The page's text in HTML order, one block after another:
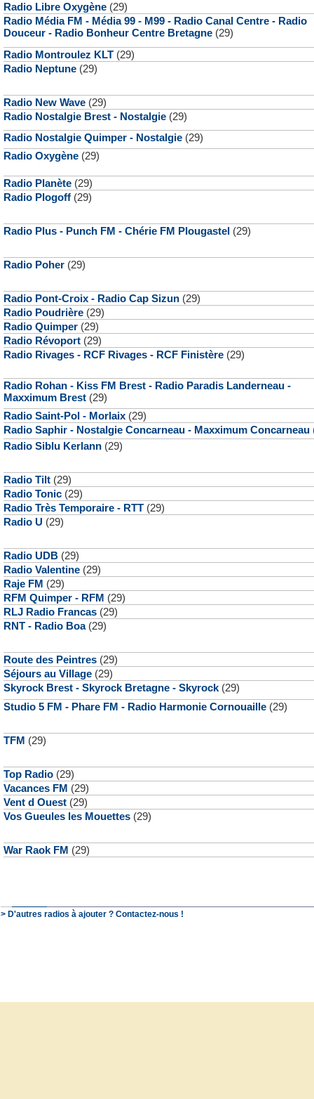
Radio Libre Oxygène (29)
Radio Média FM - Média 99 - M99 - Radio Canal Centre - Radio
Douceur - Radio Bonheur Centre Bretagne (29)
Radio Montroulez KLT (29)
Radio Neptune (29)
Radio New Wave (29)
Radio Nostalgie Brest - Nostalgie (29)
Radio Nostalgie Quimper - Nostalgie (29)
Radio Oxygène (29)
Radio Planète (29)
Radio Plogoff (29)
Radio Plus - Punch FM - Chérie FM Plougastel (29)
Radio Poher (29)
Radio Pont-Croix - Radio Cap Sizun (29)
Radio Poudrière (29)
Radio Quimper (29)
Radio Révoport (29)
Radio Rivages - RCF Rivages - RCF Finistère (29)
Radio Rohan - Kiss FM Brest - Radio Paradis Landerneau -
Maxximum Brest (29)
Radio Saint-Pol - Morlaix (29)
Radio Saphir - Nostalgie Concarneau - Maxximum Concarneau
Radio Siblu Kerlann (29)
Radio Tilt (29)
Radio Tonic (29)
Radio Très Temporaire - RTT (29)
Radio U (29)
Radio UDB (29)
Radio Valentine (29)
Raje FM (29)
RFM Quimper - RFM (29)
RLJ Radio Francas (29)
RNT - Radio Boa(29)
Route des Peintres (29)
Séjours au Village (29)
Skyrock Brest - Skyrock Bretagne - Skyrock (29)
Studio 5 FM - Phare FM - Radio Harmonie Cornouaille (29)
TFM (29)
Top Radio (29)
Vacances FM (29)
Vent d Ouest (29)
Vos Gueules les Mouettes (29)
War Raok FM (29)
> D'autres radios à ajouter ? Contactez-nous !